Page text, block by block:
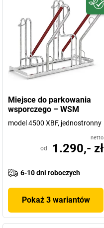
Miejsce do parkowania
wsporczego – WSM
model 4500 XBF, jednostronny
netto
od 1.290,- zł
6-10 dni roboczych
Pokaż 3 wariantów